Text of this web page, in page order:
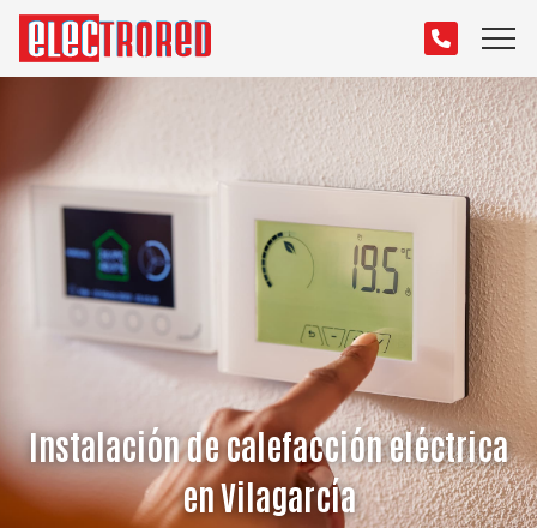
Instalación de calefacción eléctrica
en Vilagarcía